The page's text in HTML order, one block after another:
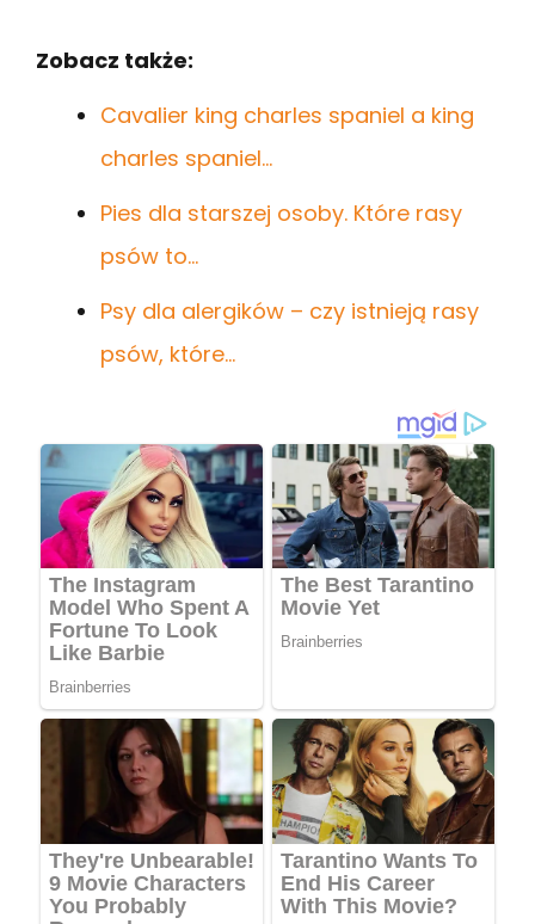
Zobacz także:
Cavalier king charles spaniel a king
charles spaniel…
Pies dla starszej osoby. Które rasy
psów to…
Psy dla alergików – czy istnieją rasy
psów, które…